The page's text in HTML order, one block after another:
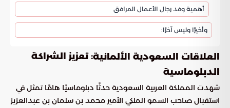
أهمية وفد رجال الأعمال المرافق
وأخيرًا وليس آخرًا:
العلاقات السعودية الألمانية: تعزيز الشراكة
الدبلوماسية
شهدت المملكة العربية السعودية حدثًا دبلوماسيًا هامًا تمثل في
استقبال صاحب السمو الملكي الأمير محمد بن سلمان بن عبدالعزيز